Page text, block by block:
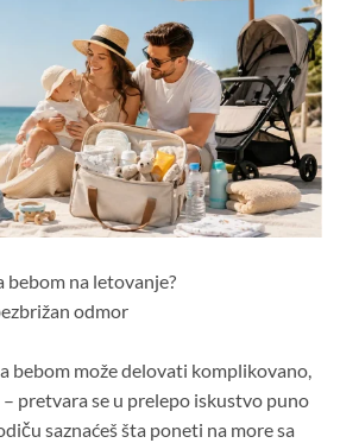
bebom na letovanje?
odmor
bebom može delovati komplikovano,
pretvara se u prelepo iskustvo puno
saznaćeš šta poneti na more sa